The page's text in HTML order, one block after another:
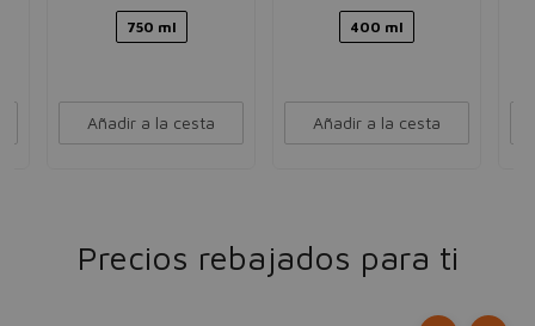
750 ml
Añadir a la cesta
400 ml
Añadir a la cesta
Precios rebajados para ti